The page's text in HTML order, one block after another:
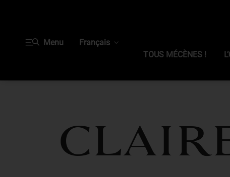
Menu
Français
TOUS MÉCÈNES !
Claire